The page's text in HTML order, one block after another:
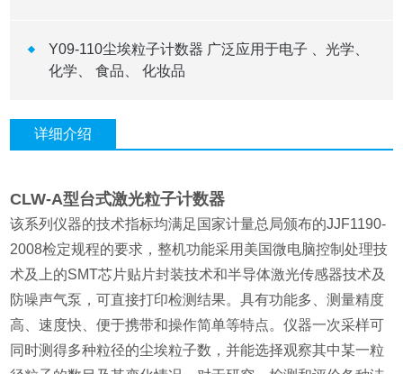
Y09-110尘埃粒子计数器 广泛应用于电子 、光学、
化学、 食品、 化妆品
详细介绍
CLW-A型台式激光粒子计数器
该系列仪器的技术指标均满足国家计量总局颁布的JJF1190-
2008检定规程的要求，整机功能采用美国微电脑控制处理技
术及上的SMT芯片贴片封装技术和半导体激光传感器技术及
防噪声气泵，可直接打印检测结果。具有功能多、测量精度
高、速度快、便于携带和操作简单等特点。仪器一次采样可
同时测得多种粒径的尘埃粒子数，并能选择观察其中某一粒